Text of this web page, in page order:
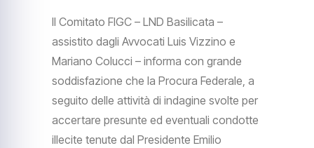
Il Comitato FIGC – LND Basilicata –
assistito dagli Avvocati Luis Vizzino e
Mariano Colucci – informa con grande
soddisfazione che la Procura Federale, a
seguito delle attività di indagine svolte per
accertare presunte ed eventuali condotte
illecite tenute dal Presidente Emilio